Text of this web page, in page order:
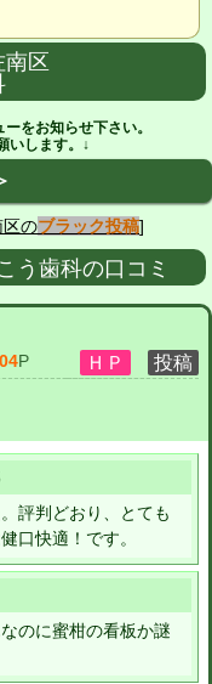
区
をお知らせ下さい。
いします。↓
区のブラック投稿]
歯科の口コミ
P
評判どおり、とても
口快適！です。
のに蜜柑の看板か謎